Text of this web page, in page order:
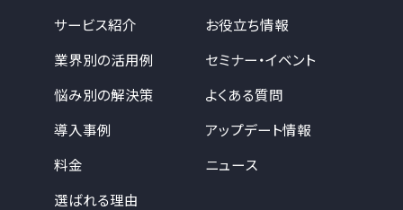
サービス紹介
お役立ち情報
業界別の活用例
セミナー・イベント
悩み別の解決策
よくある質問
導入事例
アップデート情報
料金
ニュース
選ばれる理由